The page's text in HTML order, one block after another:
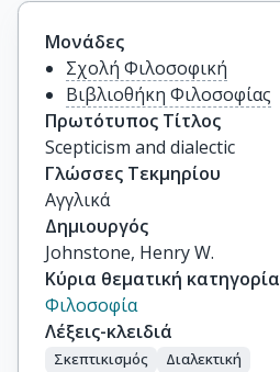
Μονάδες
Σχολή Φιλοσοφική
Βιβλιοθήκη Φιλοσοφίας
Πρωτότυπος Τίτλος
Scepticism and dialectic
Γλώσσες Τεκμηρίου
Αγγλικά
Δημιουργός
Johnstone, Henry W.
Κύρια θεματική κατηγορία
Φιλοσοφία
Λέξεις-κλειδιά
Σκεπτικισμός Διαλεκτική